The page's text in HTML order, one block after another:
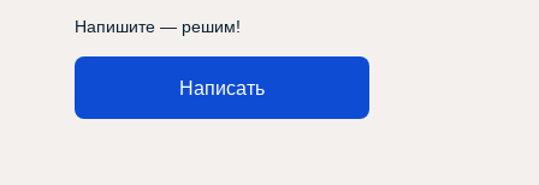
Напишите — решим!
Написать